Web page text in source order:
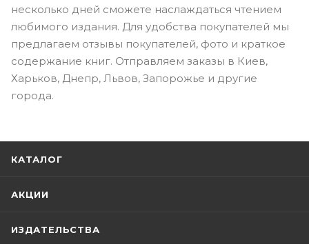
несколько дней сможете наслаждаться чтением
любимого издания. Для удобства покупателей мы
предлагаем отзывы покупателей, фото и краткое
содержание книг. Отправляем заказы в Киев,
Харьков, Днепр, Львов, Запорожье и другие
города.
КАТАЛОГ
АКЦИИ
ИЗДАТЕЛЬСТВА